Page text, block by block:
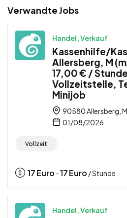
Verwandte Jobs
Handel, Verkauf
Kassenhilfe/
Allersberg, M
17,00 € /
Vollzeitstelle,
Minijob
90580 Allersberg,
01/08/2026
Vollzeit
17Euro -17Euro / Stunde
Handel, Verkauf